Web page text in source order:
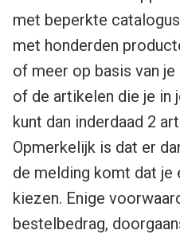
met beperkte
met honderden
of meer op basis van
of de artikelen die je in
kunt dan inderdaad 2
Opmerkelijk is dat er
de melding komt dat je
kiezen. Enige
bestelbedrag,